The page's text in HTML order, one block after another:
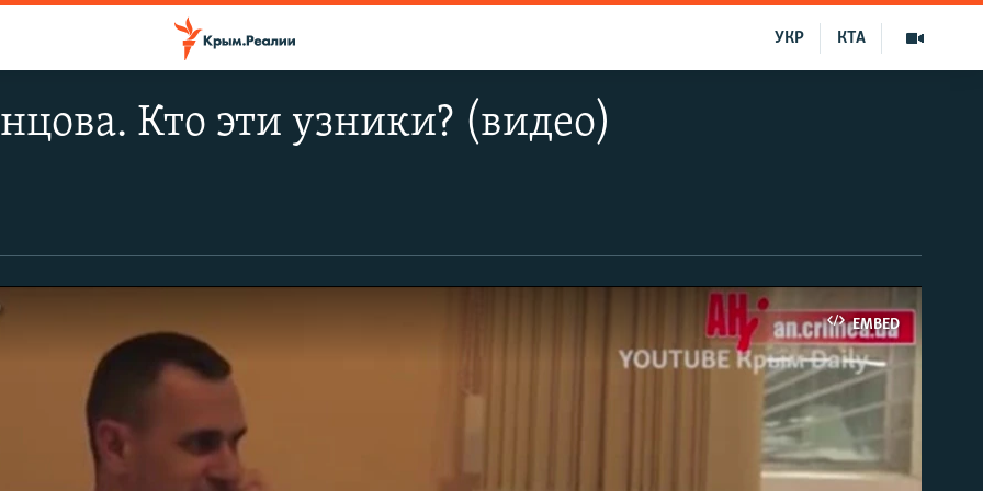
КТА
УКР
Кто эти узники? (видео)
EMBED